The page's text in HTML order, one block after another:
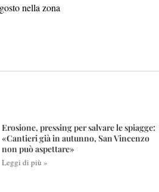
nella zona
Erosione, pressing per salvare le spiagge:
«Cantieri già in autunno, San Vincenzo
non può aspettare»
Leggi di più »